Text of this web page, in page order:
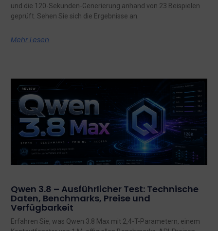
und die 120-Sekunden-Generierung anhand von 23 Beispielen
geprüft. Sehen Sie sich die Ergebnisse an.
Mehr Lesen
Qwen 3.8 – Ausführlicher Test: Technische
Daten, Benchmarks, Preise und
Verfügbarkeit
Erfahren Sie, was Qwen 3.8 Max mit 2,4-T-Parametern, einem